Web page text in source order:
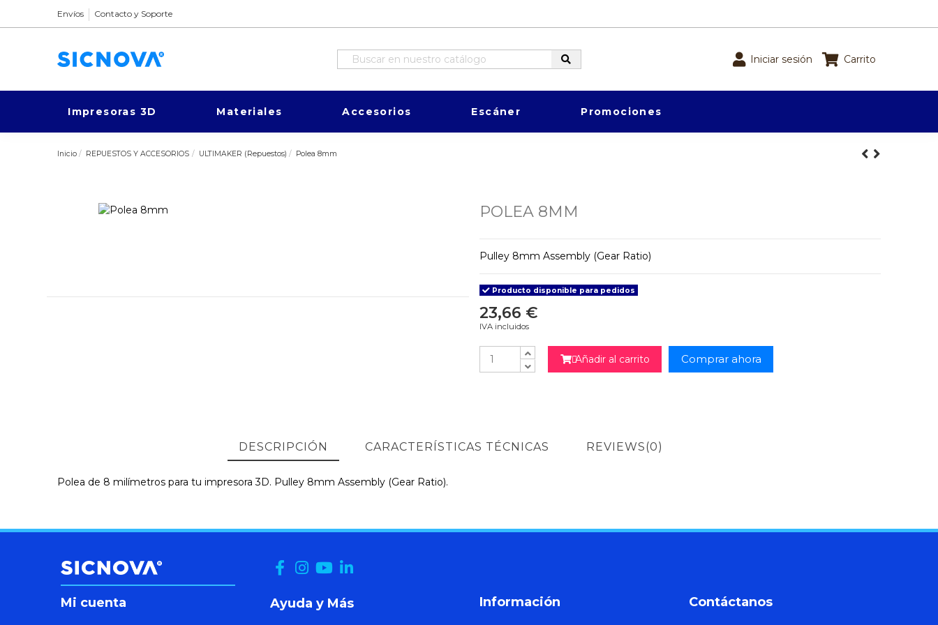
Envíos Contacto y Soporte
Iniciar sesión Carrito
Impresoras 3D Materiales Accesorios Escáner Promociones
Inicio REPUESTOS Y ACCESORIOS ULTIMAKER (Repuestos) Polea 8mm
POLEA 8MM
Pulley 8mm Assembly (Gear Ratio)
Producto disponible para pedidos
23,66 €
IVA incluidos

Añadir al carrito Comprar ahora
DESCRIPCIÓN CARACTERÍSTICAS TÉCNICAS REVIEWS(0)
Polea de 8 milímetros para tu impresora 3D. Pulley 8mm Assembly (Gear Ratio).
Mi cuenta Ayuda y Más Información Contáctanos